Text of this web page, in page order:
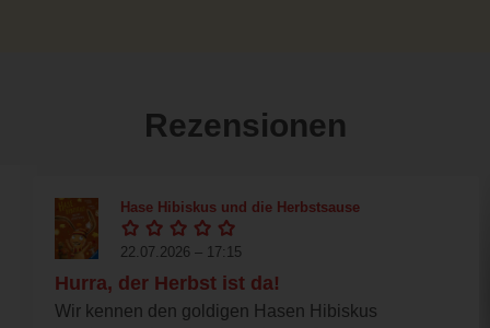
Rezensionen
Hase Hibiskus und die Herbstsause
22.07.2026 – 17:15
Hurra, der Herbst ist da!
Wir kennen den goldigen Hasen Hibiskus